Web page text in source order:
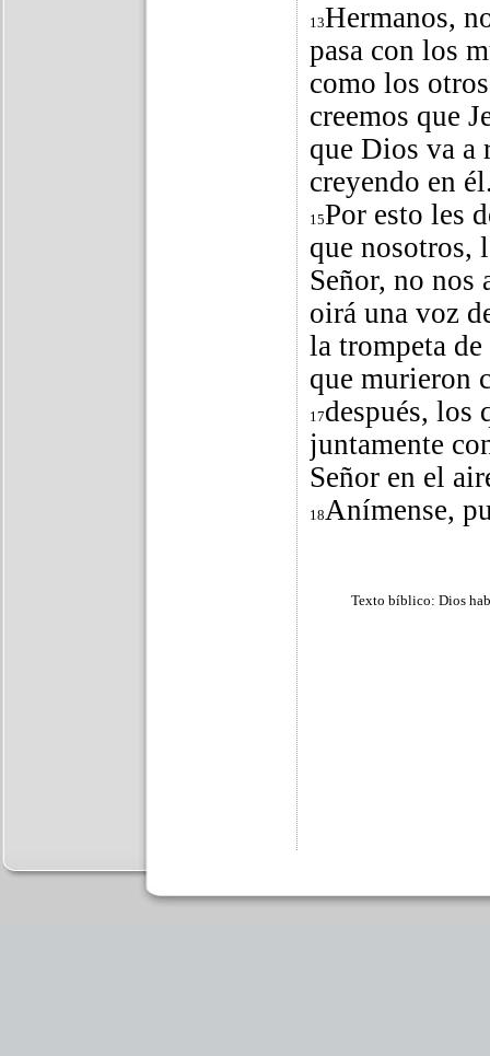
13Hermanos,
pasa con los
como los
creemos que
que Dios va a
creyendo en
15Por esto les
que nosotros,
Señor, no nos
oirá una voz
la trompeta
que murieron
17después, los
juntamente
Señor en el
18Anímense,
Texto bíblico: Dios